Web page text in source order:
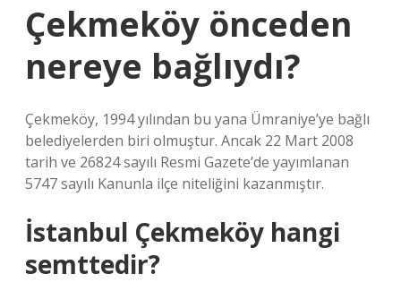
Çekmeköy önceden
nereye bağlıydı?
Çekmeköy, 1994 yılından bu yana Ümraniye’ye bağlı
belediyelerden biri olmuştur. Ancak 22 Mart 2008
tarih ve 26824 sayılı Resmi Gazete’de yayımlanan
5747 sayılı Kanunla ilçe niteliğini kazanmıştır.
İstanbul Çekmeköy hangi
semttedir?